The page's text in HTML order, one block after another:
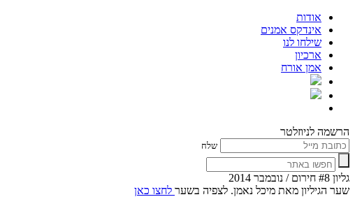
אודות
אינדקס אמנים
שילחו לנו
ארכיון
אמן אורח
הרשמה לניוזלטר
שלח
גליון #8 חירום / נובמבר 2014
שער הגיליון מאת מיכל נאמן. לצפיה בשער לחצו כאן